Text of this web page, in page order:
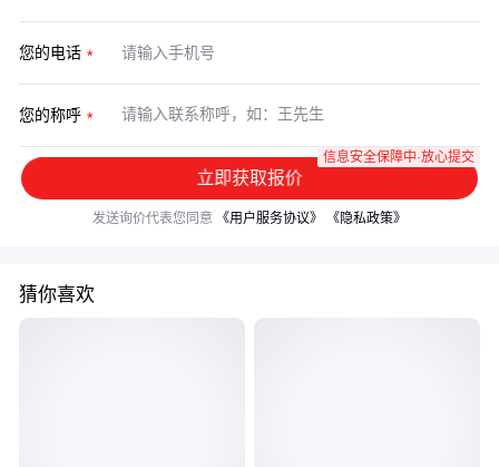
您的电话
您的称呼
立即获取报价
信息安全保障中·放心提交
发送询价代表您同意 《用户服务协议》 《隐私政策》
猜你喜欢